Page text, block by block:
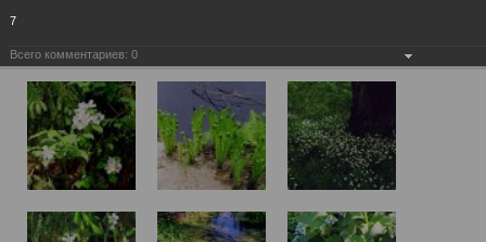
7
Всего комментариев: 0